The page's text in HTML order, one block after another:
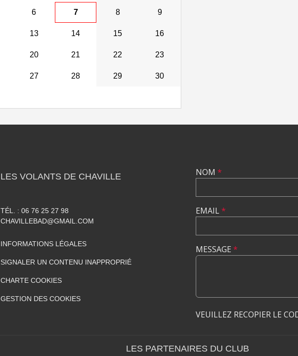
6 7 8 9
13 14 15 16
20 21 22 23
27 28 29 30
LES VOLANTS DE CHAVILLE
TÉL. : 06 76 25 27 98
CHAVILLEBAD@GMAIL.COM
INFORMATIONS LÉGALES
SIGNALER UN CONTENU INAPPROPRIÉ
CHARTE COOKIES
GESTION DES COOKIES
NOM *
EMAIL*
MESSAGE *
VEUILLEZ RECOPIER LE
LES PARTENAIRES DU CLUB